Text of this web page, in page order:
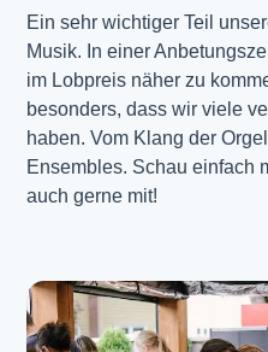
Ein sehr wichtiger Teil
Musik. In einer
im Lobpreis näher zu
besonders, dass wir viele
haben. Vom Klang der
Ensembles. Schau einfach
auch gerne mit!